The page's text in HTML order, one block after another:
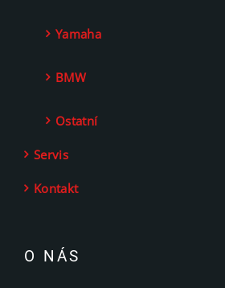
Yamaha
BMW
Ostatní
Servis
Kontakt
O NÁS